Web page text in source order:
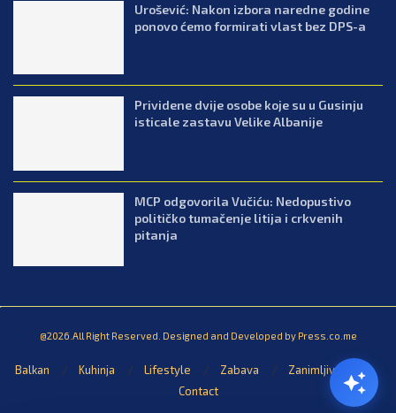
Urošević: Nakon izbora naredne godine
ponovo ćemo formirati vlast bez DPS-a
Prividene dvije osobe koje su u Gusinju
isticale zastavu Velike Albanije
MCP odgovorila Vučiću: Nedopustivo
političko tumačenje litija i crkvenih
pitanja
@2026.All Right Reserved. Designed and Developed by Press.co.me
Balkan Kuhinja Lifestyle Zabava
Zanimljivosti
Contact